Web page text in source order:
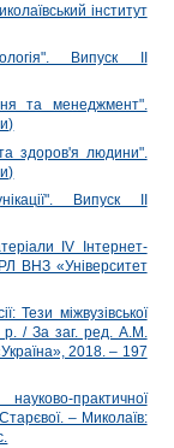
інститут
Випуск ІІ
та менеджмент".
здоров'я людини".
Випуск ІІ
ІV Інтернет-
ВНЗ «Університет
Тези міжвузівської
р. / За заг. ред. А.М.
2018. – 197
практичної
– Миколаїв: